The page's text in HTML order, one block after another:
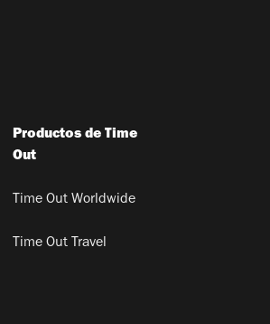
Productos de Time
Out
Time Out Worldwide
Time Out Travel